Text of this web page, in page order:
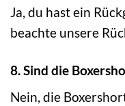
Ja, du hast ein
beachte unsere
8. Sind die
Nein, die